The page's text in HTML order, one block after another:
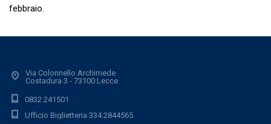
febbraio.
Via Colonnello Archimede
Costadura 3 - 73100 Lecce
0832.241501
Ufficio Biglietteria 334.2844565